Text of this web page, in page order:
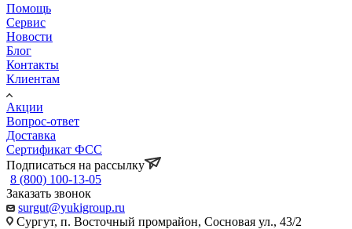
Помощь
Сервис
Новости
Блог
Контакты
Клиентам
Акции
Вопрос-ответ
Доставка
Сертификат ФСС
Подписаться на рассылку
8 (800) 100-13-05
Заказать звонок
surgut@yukigroup.ru
Сургут, п. Восточный промрайон, Сосновая ул., 43/2